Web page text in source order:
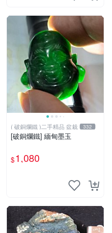
( 破銅爛鐵 )二手精品 盆栽 332
[破銅爛鐵] 緬甸墨玉
$1,080